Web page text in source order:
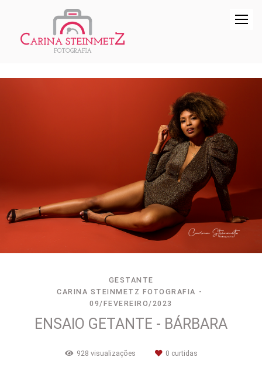
GESTANTE
CARINA STEINMETZ FOTOGRAFIA
09/FEVEREIRO/2023
ENSAIO GETANTE - BÁRBARA
928 visualizações 0 curtidas